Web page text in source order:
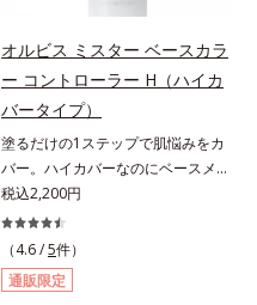
(*4）」で、マスクに色移りもしに
くい仕様です。*1 メイク効果によ
る *2 シリカ、酸化チタン、トリエ
トキシカプリリルシラン、アルニカ
花エキス＝唇にうるおいを与える効
果と、凹凸を補正して見せる効果を
併せ持つ成分*3 ダイマージリノー
ル酸ダイマージリノレイルビス（ベ
ヘニル/イソステアリル/フィトステ
リル）＝均一でムラのない鮮やかな
発色を叶える成分*4 ラウリルPEG‐
10トリス（トリメチルシロキシ）シ
オルビス ミスター ベースカラ
ー コントローラー H（ハイカ
バータイプ）
塗るだけの1ステップで肌悩みをカ
バー。ハイカバーなのにベースメイ
クしていることがばれにくく、肌印
象をあげる。オルビスの肌研究の知
見から、男性の肌色の特長をとら
え、男性の肌だからこそなじむよう
に設計した、自然な仕上がりとカバ
税込2,200円
（4.6 /5件）
通販限定